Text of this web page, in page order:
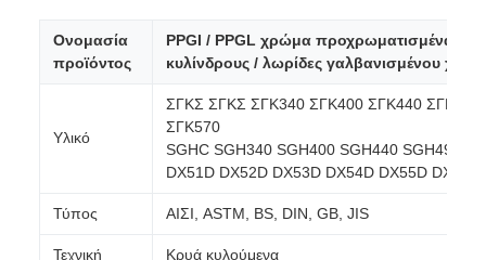
Ονομασία
προϊόντος
PPGI / PPGL χρώμα προχρωματισμένα
κυλίνδρους / λωρίδες γαλβανισμένου
Υλικό
ΣΓΚΣ ΣΓΚΣ ΣΓΚ340 ΣΓΚ400 ΣΓΚ440 ΣΓΚ490
ΣΓΚ570
SGHC SGH340 SGH400 SGH440 SGH490
DX51D DX52D DX53D DX54D DX55D DX56D
Τύπος ΑΙΣΙ, ASTM, BS, DIN, GB, JIS
Τεχνική Κρυά κυλούμενα